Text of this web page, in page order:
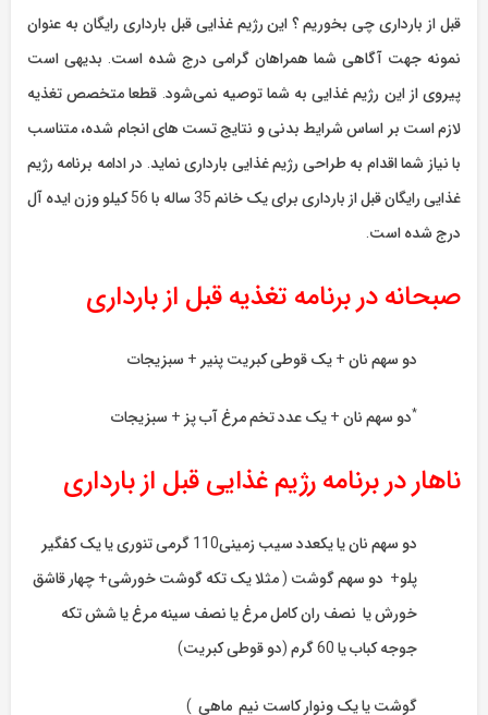
قبل از بارداری چی بخوریم ؟ این رژیم غذایی قبل بارداری رایگان به عنوان
نمونه جهت آگاهی شما همراهان گرامی درج شده است. بدیهی است
پیروی از این رژیم غذایی به شما توصیه نمی‌شود. قطعا متخصص تغذیه
لازم است بر اساس شرایط بدنی و نتایج تست های انجام شده، متناسب
با نیاز شما اقدام به طراحی رژیم غذایی بارداری نماید. در ادامه برنامه رژیم
غذایی رایگان قبل از بارداری برای یک خانم 35 ساله با 56 کیلو وزن ایده آل
درج شده است.
صبحانه در برنامه تغذیه قبل از بارداری
دو سهم نان + یک قوطی کبریت پنیر + سبزیجات
*دو سهم نان + یک عدد تخم مرغ آب پز + سبزیجات
ناهار در برنامه رژیم غذایی قبل از بارداری
دو سهم نان یا یکعدد سیب زمینی110 گرمی تنوری یا یک کفگیر
پلو+ دو سهم گوشت ( مثلا یک تکه گوشت خورشی+ چهار قاشق
خورش یا نصف ران کامل مرغ یا نصف سینه مرغ یا شش تکه
جوجه کباب یا 60 گرم (دو قوطی کبریت)
گوشت یا یک ونوار کاست نیم ماهی )